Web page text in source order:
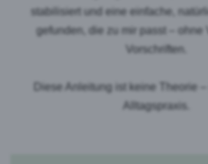
stabilisiert und eine einfache,
gefunden, die zu mir passt – ohne
Vorschriften.
Diese Anleitung ist keine Theorie
Alltagspraxis.